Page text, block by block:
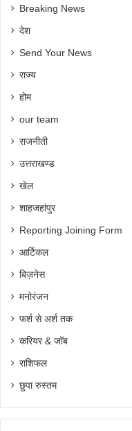
Breaking News
देश
Send Your News
राज्य
होम
our team
राजनीती
उत्तराखण्ड
खेल
शाहजहांपुर
Reporting Joining Form
आर्टिकल
बिज़नेस
मनोरंजन
फर्श से अर्श तक
करियर & जॉब
राशिफल
छुपा रुस्तम